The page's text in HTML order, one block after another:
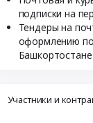
подписки на
Тендеры на
оформлению
Башкортостане
Участники и